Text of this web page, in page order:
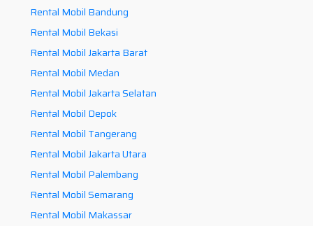
Rental Mobil Bandung
Rental Mobil Bekasi
Rental Mobil Jakarta Barat
Rental Mobil Medan
Rental Mobil Jakarta Selatan
Rental Mobil Depok
Rental Mobil Tangerang
Rental Mobil Jakarta Utara
Rental Mobil Palembang
Rental Mobil Semarang
Rental Mobil Makassar